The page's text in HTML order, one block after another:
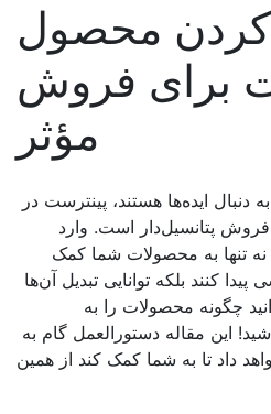
محصول
برای فروش
مؤثر
دنبال ایده‌ها هستند، پینترست در
پتانسیل‌دار است. وارد
تنها به محصولات شما کمک
کنند بلکه توانایی تبدیل آن‌ها
چگونه محصولات را به
این مقاله دستورالعمل گام به
داد تا به شما کمک کند از همین